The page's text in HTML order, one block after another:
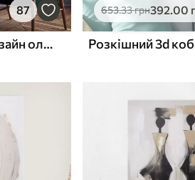
87
Сучасний абстрактний дизайн олійного живопису
653.33грн392.00